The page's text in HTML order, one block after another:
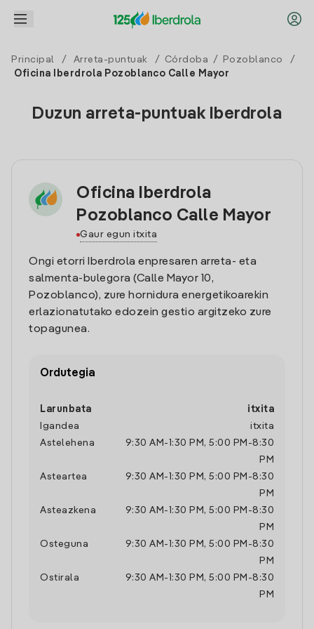
Principal / Arreta-puntuak / Córdoba / Pozoblanco
/
Oficina Iberdrola Pozoblanco Calle Mayor
Duzun arreta-puntuak Iberdrola
Oficina Iberdrola
Pozoblanco Calle Mayor
Gaur egun itxita
Ongi etorri Iberdrola enpresaren arreta- eta
salmenta-bulegora (Calle Mayor 10,
Pozoblanco), zure hornidura energetikoarekin
erlazionatutako edozein gestio argitzeko zure
topagunea.
Ordutegia
Larunbata
itxita
Igandea
itxita
Astelehena
9:30 AM - 1:30 PM , 5:00 PM -8:30
PM
Asteartea
9:30 AM - 1:30 PM , 5:00 PM -8:30
PM
Asteazkena
9:30 AM - 1:30 PM , 5:00 PM -8:30
PM
Osteguna
9:30 AM - 1:30 PM , 5:00 PM -8:30
PM
Ostirala
9:30 AM - 1:30 PM , 5:00 PM -8:30
PM